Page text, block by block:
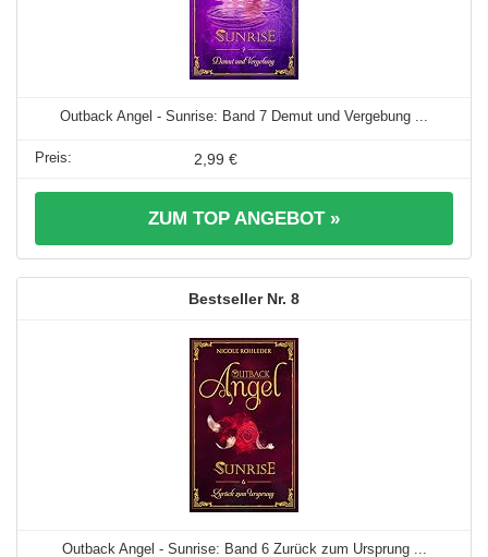
Outback Angel - Sunrise: Band 7 Demut und Vergebung ...
2,99 €
ZUM TOP ANGEBOT »
8
Outback Angel - Sunrise: Band 6 Zurück zum Ursprung ...